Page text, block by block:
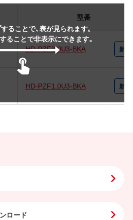
ることで、表が見られます。
ることで非表示にできます。
型番
HD-PZF2.0U3-BKA
HD-PZF1.0U3-BKA
ロード